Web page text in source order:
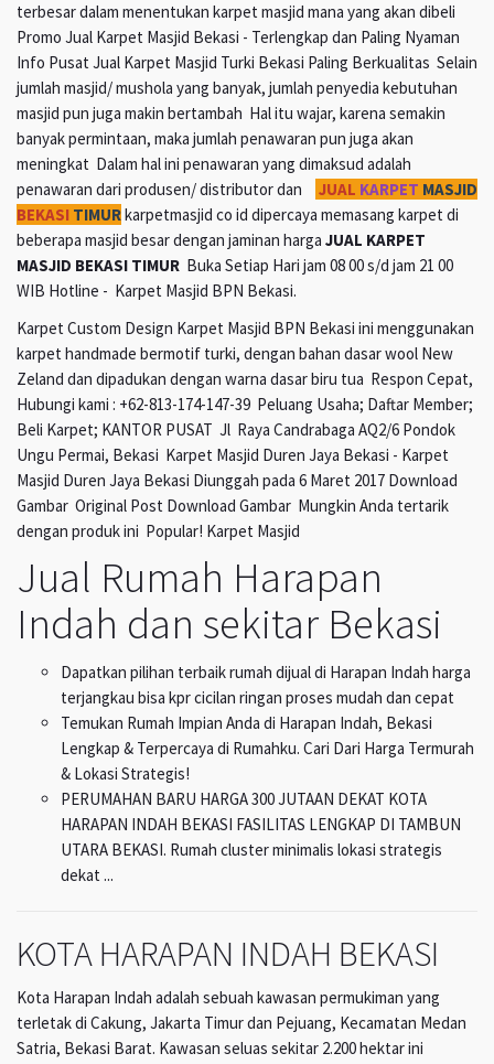
terbesar dalam menentukan karpet masjid mana yang akan dibeli
Promo Jual Karpet Masjid Bekasi - Terlengkap dan Paling Nyaman
Info Pusat Jual Karpet Masjid Turki Bekasi Paling Berkualitas Selain
jumlah masjid/ mushola yang banyak, jumlah penyedia kebutuhan
masjid pun juga makin bertambah Hal itu wajar, karena semakin
banyak permintaan, maka jumlah penawaran pun juga akan
meningkat Dalam hal ini penawaran yang dimaksud adalah
penawaran dari produsen/ distributor dan
JUAL KARPET MASJID
BEKASI TIMURkarpetmasjid co id dipercaya memasang karpet di
beberapa masjid besar dengan jaminan harga JUAL KARPET
MASJID BEKASI TIMUR Buka Setiap Hari jam 08 00 s/d jam 21 00
WIB Hotline - Karpet Masjid BPN Bekasi.
Karpet Custom Design Karpet Masjid BPN Bekasi ini menggunakan
karpet handmade bermotif turki, dengan bahan dasar wool New
Zeland dan dipadukan dengan warna dasar biru tua Respon Cepat,
Hubungi kami : +62-813-174-147-39 Peluang Usaha; Daftar Member;
Beli Karpet; KANTOR PUSAT Jl Raya Candrabaga AQ2/6 Pondok
Ungu Permai, Bekasi Karpet Masjid Duren Jaya Bekasi - Karpet
Masjid Duren Jaya Bekasi Diunggah pada 6 Maret 2017 Download
Gambar Original Post Download Gambar Mungkin Anda tertarik
dengan produk ini Popular! Karpet Masjid
Jual Rumah Harapan
Indah dan sekitar Bekasi
Dapatkan pilihan terbaik rumah dijual di Harapan Indah harga
terjangkau bisa kpr cicilan ringan proses mudah dan cepat
Temukan Rumah Impian Anda di Harapan Indah, Bekasi
Lengkap & Terpercaya di Rumahku. Cari Dari Harga Termurah
& Lokasi Strategis!
PERUMAHAN BARU HARGA 300 JUTAAN DEKAT KOTA
HARAPAN INDAH BEKASI FASILITAS LENGKAP DI TAMBUN
UTARA BEKASI. Rumah cluster minimalis lokasi strategis
dekat ...
KOTA HARAPAN INDAH BEKASI
Kota Harapan Indah adalah sebuah kawasan permukiman yang
terletak di Cakung, Jakarta Timur dan Pejuang, Kecamatan Medan
Satria, Bekasi Barat. Kawasan seluas sekitar 2.200 hektar ini